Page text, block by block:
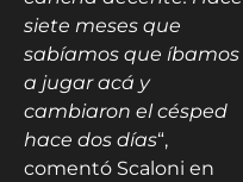
siete meses que
sabíamos que íbamos
a jugar acá y
cambiaron el césped
hace dos días“,
comentó Scaloni en